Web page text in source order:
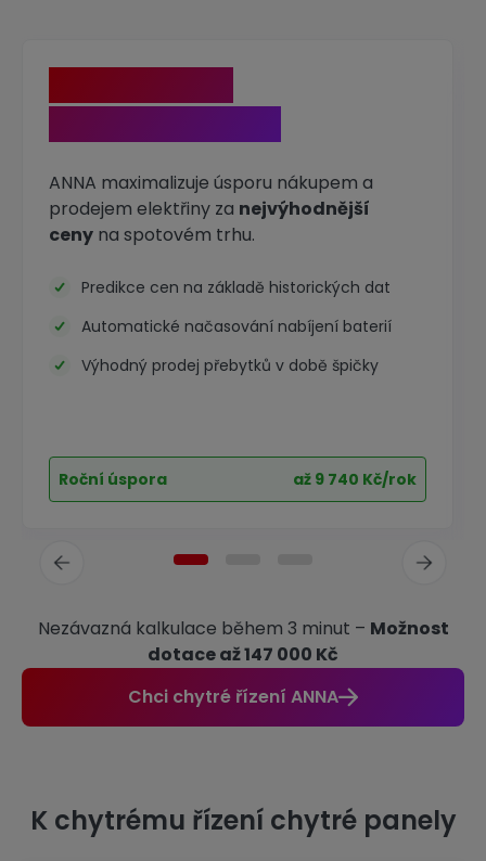
ANNA maximalizuje úsporu nákupem a
prodejem elektřiny za nejvýhodnější
ceny na spotovém trhu.
Predikce cen na základě historických dat
Automatické načasování nabíjení baterií
Výhodný prodej přebytků v době špičky
Roční úspora až 9 740 Kč/rok
Nezávazná kalkulace během 3 minut – Možnost
dotace až 147 000 Kč
Chci chytré řízení ANNA
K chytrému řízení chytré panely